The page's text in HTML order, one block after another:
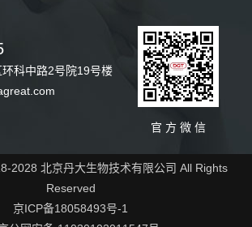
科中路2号院19号楼
官 方 微 信
2028 北京丹大生物技术有限公司 All Rights
Reserved
京ICP备18058493号-1